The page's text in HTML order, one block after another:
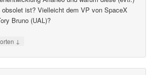
obsolet ist? Vielleicht dem VP von SpaceX
Bruno (UAL)?
↓